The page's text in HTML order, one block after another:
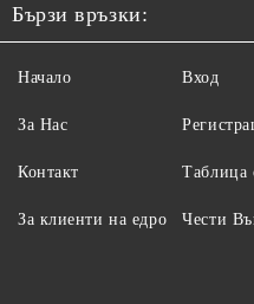
Бързи връзки:
Начало
За Нас
Контакт
За клиенти на едро
Вход
Таблица
Чести